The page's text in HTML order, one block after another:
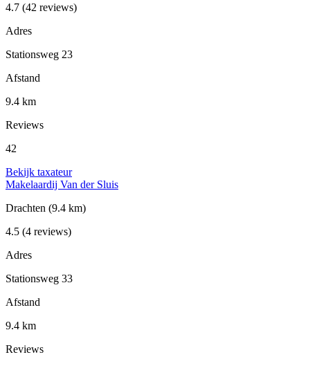
4.7 (42 reviews)
Adres
Stationsweg 23
Afstand
9.4 km
Reviews
42
Bekijk taxateur
Makelaardij Van der Sluis
Drachten (9.4 km)
4.5 (4 reviews)
Adres
Stationsweg 33
Afstand
9.4 km
Reviews